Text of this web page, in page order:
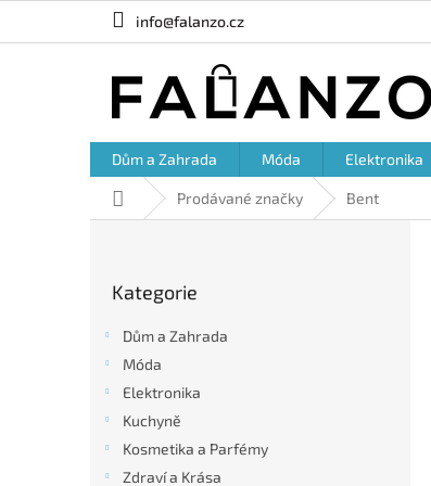
info@falanzo.cz
Dům a Zahrada Móda Elektronika
Domů Prodávané značky Bent
kategorie
Kategorie
Dům a Zahrada
Móda
Elektronika
Kuchyně
Kosmetika a Parfémy
Zdraví a Krása